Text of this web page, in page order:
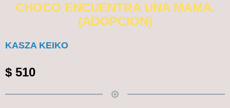
CHOCO ENCUENTRA UNA MAMA.
(ADOPCION)
KASZA KEIKO
$ 510